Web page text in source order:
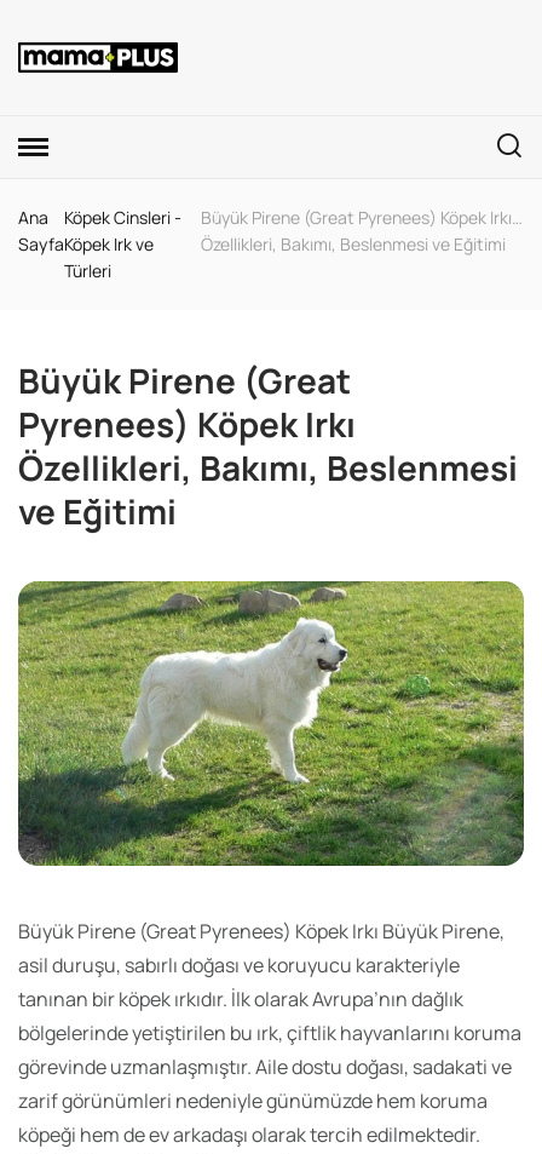
Ana
Sayfa
Köpek Cinsleri -
Köpek Irk ve
Türleri
Büyük Pirene (Great Pyrenees) Köpek Irkı
Özellikleri, Bakımı, Beslenmesi ve Eğitimi
Büyük Pirene (Great
Pyrenees) Köpek Irkı
Özellikleri, Bakımı, Beslenmesi
ve Eğitimi
Büyük Pirene (Great Pyrenees) Köpek Irkı Büyük Pirene,
asil duruşu, sabırlı doğası ve koruyucu karakteriyle
tanınan bir köpek ırkıdır. İlk olarak Avrupa’nın dağlık
bölgelerinde yetiştirilen bu ırk, çiftlik hayvanlarını koruma
görevinde uzmanlaşmıştır. Aile dostu doğası, sadakati ve
zarif görünümleri nedeniyle günümüzde hem koruma
köpeği hem de ev arkadaşı olarak tercih edilmektedir.